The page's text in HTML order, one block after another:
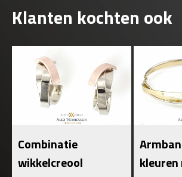
Klanten kochten ook
Combinatie
wikkelcreool